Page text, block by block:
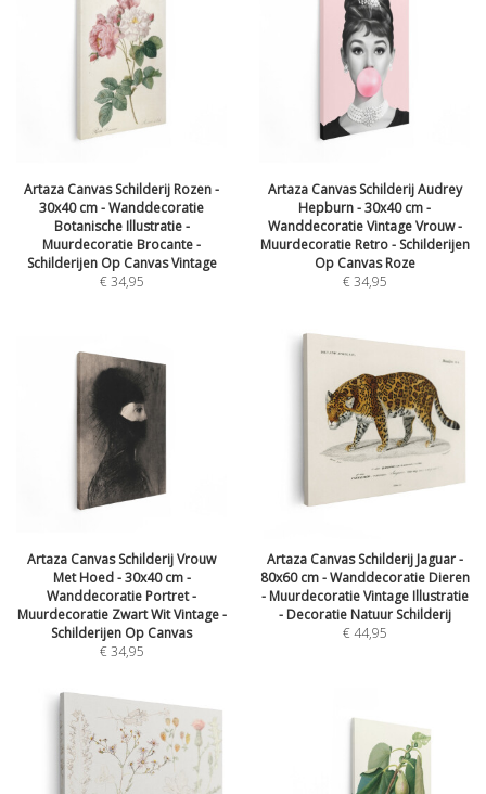
Artaza Canvas Schilderij Rozen -
30x40 cm - Wanddecoratie
Botanische Illustratie -
Muurdecoratie Brocante -
Schilderijen Op Canvas Vintage
€34,95
Artaza Canvas Schilderij Audrey
Hepburn - 30x40 cm -
Wanddecoratie Vintage Vrouw -
Muurdecoratie Retro - Schilderijen
Op Canvas Roze
€34,95
Artaza Canvas Schilderij Vrouw
Met Hoed - 30x40 cm -
Wanddecoratie Portret -
Muurdecoratie Zwart Wit Vintage -
Schilderijen Op Canvas
€34,95
Artaza Canvas Schilderij Jaguar -
80x60 cm - Wanddecoratie Dieren
- Muurdecoratie Vintage Illustratie
- Decoratie Natuur Schilderij
€44,95